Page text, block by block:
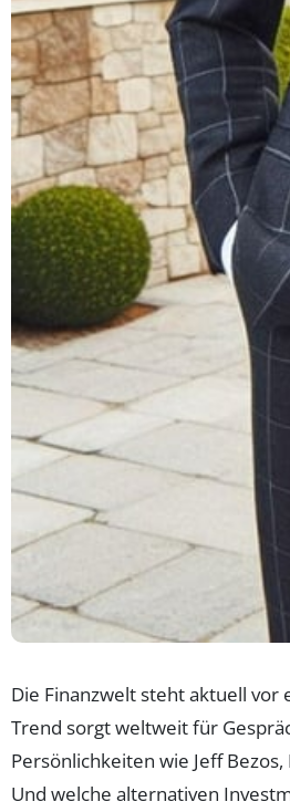
Die Finanzwelt steht aktuell
Trend sorgt weltweit für
Persönlichkeiten wie Jeff
Und welche alternativen